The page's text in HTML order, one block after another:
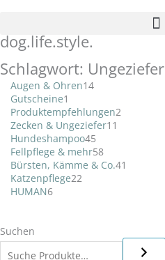
dog.life.style.
Schlagwort: Ungeziefer
Augen & Ohren14
Gutscheine1
1
Produkt
Produktempfehlungen2
Zecken & Ungeziefer11
Hundeshampoo45
Fellpflege & mehr58
Bürsten, Kämme & Co.41
Katzenpflege22
22
HUMAN6
6
Produkte
Suchen